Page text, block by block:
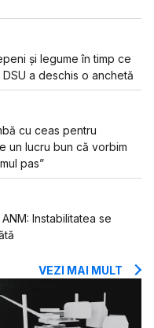
și legume în timp ce
a deschis o anchetă
cu ceas pentru
un lucru bun că vorbim
pas”
Instabilitatea se
VEZI MAI MULT